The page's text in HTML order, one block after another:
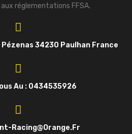
réglementations FFSA.
Pézenas 34230 Paulhan France
Au : 0434535926
Racing@orange.fr